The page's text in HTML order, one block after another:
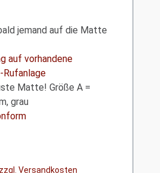
jemand auf die Matte
auf vorhandene
Matte! Größe A =
grau
Versandkosten